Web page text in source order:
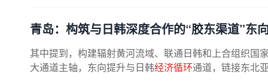
青岛：构筑与日韩深度合作的“胶东渠道”东
其中提到，构建辐射黄河流域、联通日韩和上合组织国
大通道主轴，东向提升与日韩经济循环通道，链接东北